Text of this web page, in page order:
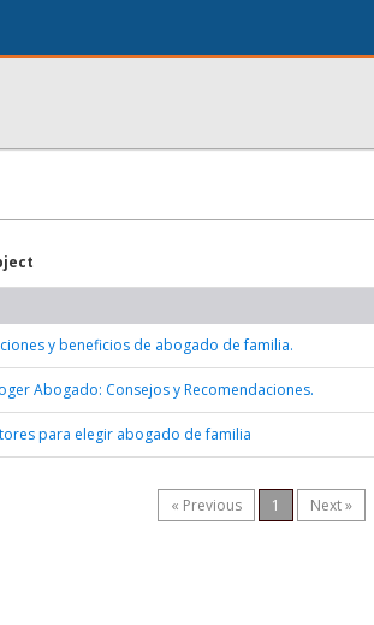
y beneficios de abogado de familia.
Abogado: Consejos y Recomendaciones.
para elegir abogado de familia
« Previous 1 Next »